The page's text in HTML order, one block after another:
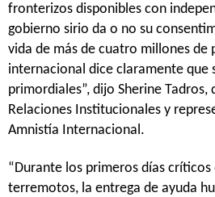
fronterizos disponibles con
gobierno sirio da o no su
vida de más de cuatro millones de
internacional dice claramente que
primordiales”, dijo Sherine
Relaciones Institucionales y
Amnistía Internacional.
“Durante los primeros días críticos
terremotos, la entrega de ayuda